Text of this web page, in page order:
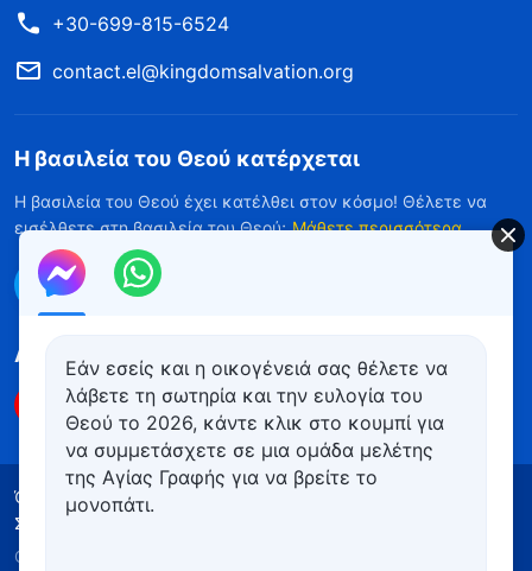
+30-699-815-6524
contact.el@kingdomsalvation.org
Η βασιλεία του Θεού κατέρχεται
Η βασιλεία του Θεού έχει κατέλθει στον κόσμο! Θέλετε να
εισέλθετε στη βασιλεία του Θεού; Μάθετε περισσότερα
Επικοινωνήστε μαζί μας μέσω Messenger
Ακολουθήστε μας
Όροι Χρήσης
Πολιτική απορρήτου
Συντελεστές
Copyright © 2026
Εάν εσείς και η οικογένειά σας θέλετε να
λάβετε τη σωτηρία και την ευλογία του
Θεού το 2026, κάντε κλικ στο κουμπί για
να συμμετάσχετε σε μια ομάδα μελέτης
της Αγίας Γραφής για να βρείτε το
μονοπάτι.